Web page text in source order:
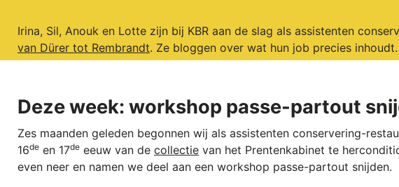
Irina, Sil, Anouk en Lotte zijn bij KBR aan de slag als assistenten
van Dürer tot Rembrandt. Ze bloggen over wat hun job precies inhoudt.
Deze week: workshop passe-partout
Zes maanden geleden begonnen wij als assistenten conservering-
16de en 17de eeuw van de collectie van het Prentenkabinet te
even neer en namen we deel aan een workshop passe-partout snijden.